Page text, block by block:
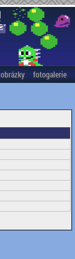
obrázky fotogalerie